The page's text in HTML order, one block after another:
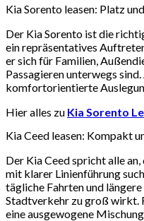
Kia Sorento leasen: Platz
Der Kia Sorento ist die
ein repräsentatives
er sich für Familien,
Passagieren unterwegs
komfortorientierte
Hier alles zu Kia Sorento
Kia Ceed leasen: Kompakt
Der Kia Ceed spricht alle
mit klarer Linienführung
tägliche Fahrten und
Stadtverkehr zu groß wirkt.
eine ausgewogene